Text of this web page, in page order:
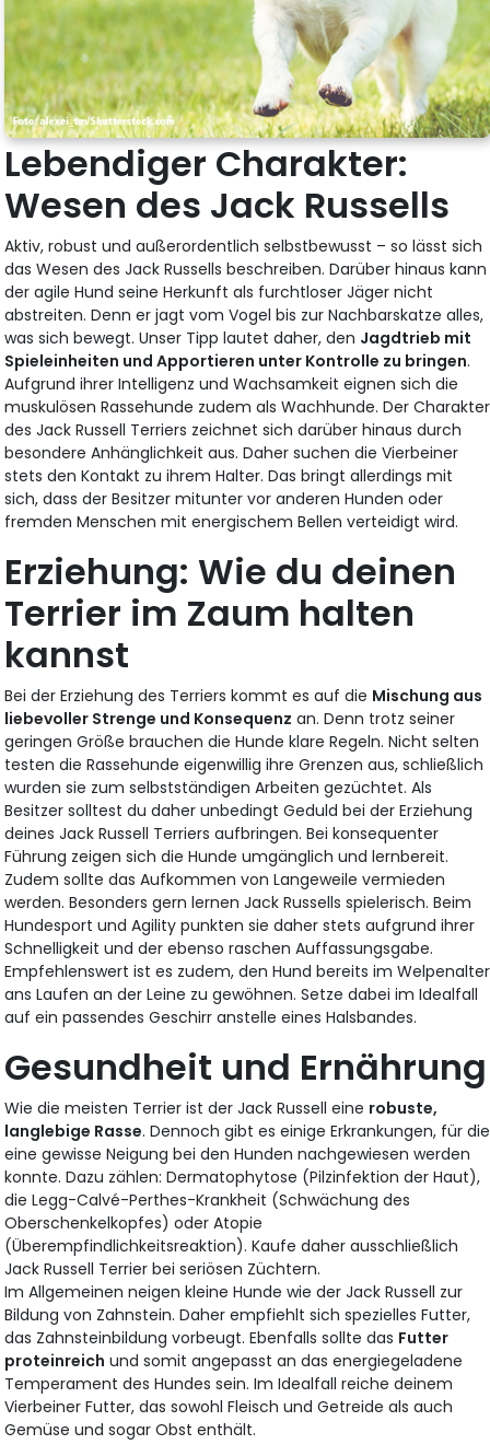
Lebendiger Charakter:
Wesen des Jack Russells
Aktiv, robust und außerordentlich selbstbewusst – so lässt sich
das Wesen des Jack Russells beschreiben. Darüber hinaus kann
der agile Hund seine Herkunft als furchtloser Jäger nicht
abstreiten. Denn er jagt vom Vogel bis zur Nachbarskatze alles,
was sich bewegt. Unser Tipp lautet daher, den Jagdtrieb mit
Spieleinheiten und Apportieren unter Kontrolle zu bringen.
Aufgrund ihrer Intelligenz und Wachsamkeit eignen sich die
muskulösen Rassehunde zudem als Wachhunde. Der Charakter
des Jack Russell Terriers zeichnet sich darüber hinaus durch
besondere Anhänglichkeit aus. Daher suchen die Vierbeiner
stets den Kontakt zu ihrem Halter. Das bringt allerdings mit
sich, dass der Besitzer mitunter vor anderen Hunden oder
fremden Menschen mit energischem Bellen verteidigt wird.
Erziehung: Wie du deinen
Terrier im Zaum halten
kannst
Bei der Erziehung des Terriers kommt es auf die Mischung aus
liebevoller Strenge und Konsequenz an. Denn trotz seiner
geringen Größe brauchen die Hunde klare Regeln. Nicht selten
testen die Rassehunde eigenwillig ihre Grenzen aus, schließlich
wurden sie zum selbstständigen Arbeiten gezüchtet. Als
Besitzer solltest du daher unbedingt Geduld bei der Erziehung
deines Jack Russell Terriers aufbringen. Bei konsequenter
Führung zeigen sich die Hunde umgänglich und lernbereit.
Zudem sollte das Aufkommen von Langeweile vermieden
werden. Besonders gern lernen Jack Russells spielerisch. Beim
Hundesport und Agility punkten sie daher stets aufgrund ihrer
Schnelligkeit und der ebenso raschen Auffassungsgabe.
Empfehlenswert ist es zudem, den Hund bereits im Welpenalter
ans Laufen an der Leine zu gewöhnen. Setze dabei im Idealfall
auf ein passendes Geschirr anstelle eines Halsbandes.
Gesundheit und Ernährung
Wie die meisten Terrier ist der Jack Russell eine robuste,
langlebige Rasse. Dennoch gibt es einige Erkrankungen, für die
eine gewisse Neigung bei den Hunden nachgewiesen werden
konnte. Dazu zählen: Dermatophytose (Pilzinfektion der Haut),
die Legg-Calvé-Perthes-Krankheit (Schwächung des
Oberschenkelkopfes) oder Atopie
(Überempfindlichkeitsreaktion). Kaufe daher ausschließlich
Jack Russell Terrier bei seriösen Züchtern.
Im Allgemeinen neigen kleine Hunde wie der Jack Russell zur
Bildung von Zahnstein. Daher empfiehlt sich spezielles Futter,
das Zahnsteinbildung vorbeugt. Ebenfalls sollte das Futter
proteinreich und somit angepasst an das energiegeladene
Temperament des Hundes sein. Im Idealfall reiche deinem
Vierbeiner Futter, das sowohl Fleisch und Getreide als auch
Gemüse und sogar Obst enthält.